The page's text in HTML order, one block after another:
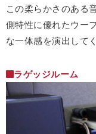
この柔らかさのある
側特性に優れたウー
な一体感を演出して
ラゲッジルーム